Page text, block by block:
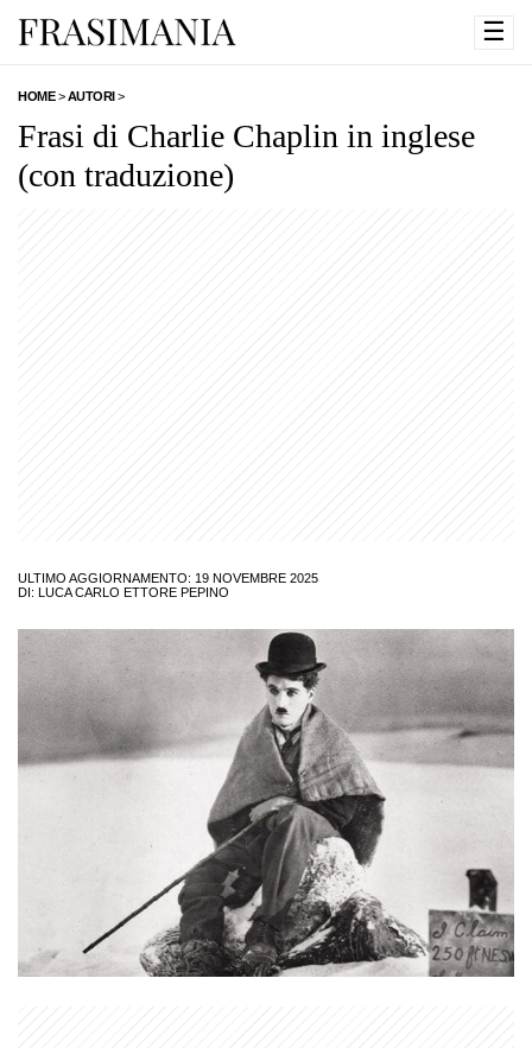
☰
HOME>AUTORI>
Frasi di Charlie Chaplin in inglese
(con traduzione)
ULTIMO AGGIORNAMENTO: 19 NOVEMBRE 2025
DI: LUCA CARLO ETTORE PEPINO